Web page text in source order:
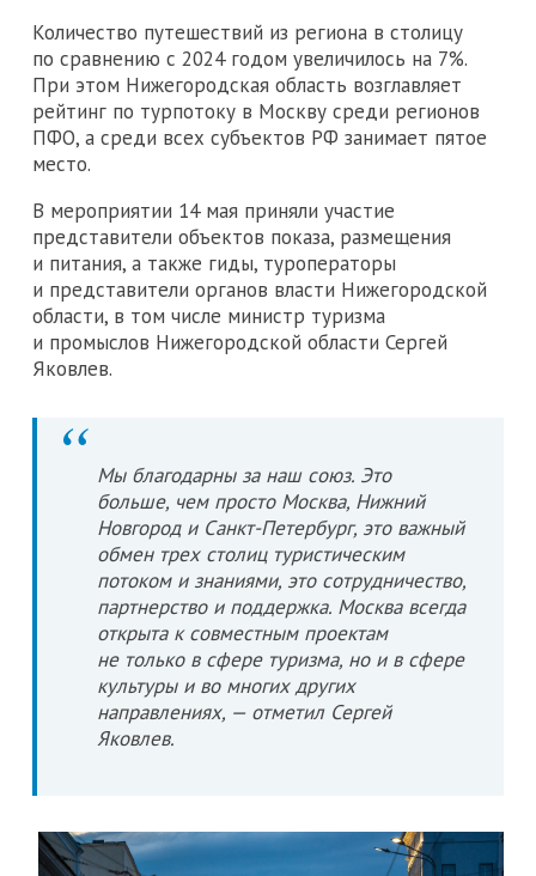
Количество путешествий из региона в столицу
по сравнению с 2024 годом увеличилось на 7%.
При этом Нижегородская область возглавляет
рейтинг по турпотоку в Москву среди регионов
ПФО, а среди всех субъектов РФ занимает пятое
место.
В мероприятии 14 мая приняли участие
представители объектов показа, размещения
и питания, а также гиды, туроператоры
и представители органов власти Нижегородской
области, в том числе министр туризма
и промыслов Нижегородской области Сергей
Яковлев.
Мы благодарны за наш союз. Это
больше, чем просто Москва, Нижний
Новгород и Санкт-Петербург, это важный
обмен трех столиц туристическим
потоком и знаниями, это сотрудничество,
партнерство и поддержка. Москва всегда
открыта к совместным проектам
не только в сфере туризма, но и в сфере
культуры и во многих других
направлениях, — отметил Сергей
Яковлев.